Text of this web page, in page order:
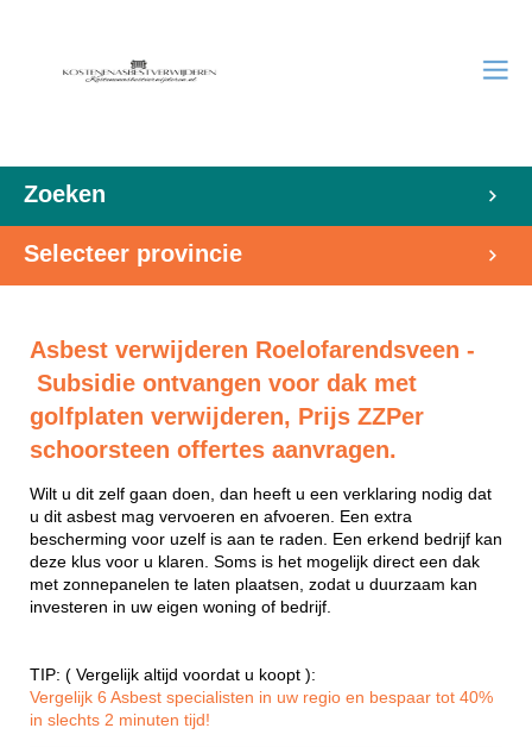
Zoeken
Selecteer provincie
Asbest verwijderen Roelofarendsveen -
Subsidie ontvangen voor dak met
golfplaten verwijderen, Prijs ZZPer
schoorsteen offertes aanvragen.
Wilt u dit zelf gaan doen, dan heeft u een verklaring nodig dat
u dit asbest mag vervoeren en afvoeren. Een extra
bescherming voor uzelf is aan te raden. Een erkend bedrijf kan
deze klus voor u klaren. Soms is het mogelijk direct een dak
met zonnepanelen te laten plaatsen, zodat u duurzaam kan
investeren in uw eigen woning of bedrijf.
TIP: ( Vergelijk altijd voordat u koopt ):
Vergelijk 6 Asbest specialisten in uw regio en bespaar tot 40%
in slechts 2 minuten tijd!